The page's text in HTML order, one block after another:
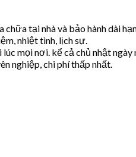
tại nhà và bảo hành dài
nhiệt tình, lịch sự.
mọi nơi. kể cả chủ nhật ngày
nghiệp, chi phí thấp nhất.